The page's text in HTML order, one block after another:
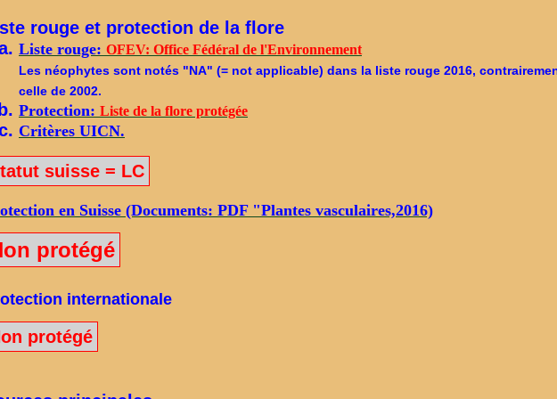
rouge et protection de la flore
Liste rouge: OFEV: Office Fédéral de l'Environnement
Les néophytes sont notés "NA" (= not applicable) dans la liste rouge 2016,
celle de 2002.
Protection: Liste de la flore protégée
Critères UICN.
suisse = LC
en Suisse (Documents: PDF "Plantes vasculaires,2016)
protégé
internationale
protégé